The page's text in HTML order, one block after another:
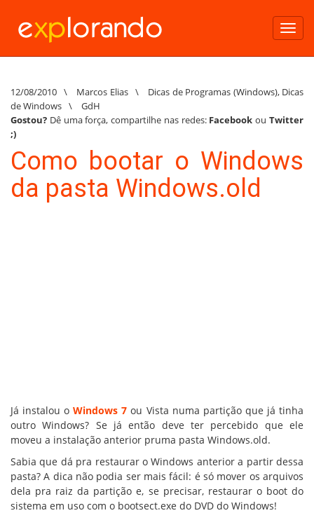
12/08/2010 \ Marcos Elias\ Dicas de Programas (Windows), Dicas
de Windows \
GdH
Gostou? Dê uma força, compartilhe nas redes: Facebook ouTwitter
;)
Como bootar o Windows
da pasta Windows.old
Já instalou oWindows 7 ou Vista numa partição que já tinha
outro Windows? Se já então deve ter percebido que ele
moveu a instalação anterior pruma pasta Windows.old.
Sabia que dá pra restaurar o Windows anterior a partir dessa
pasta? A dica não podia ser mais fácil: é só mover os arquivos
dela pra raiz da partição e, se precisar, restaurar o boot do
sistema em uso com o bootsect.exe do DVD do Windows!